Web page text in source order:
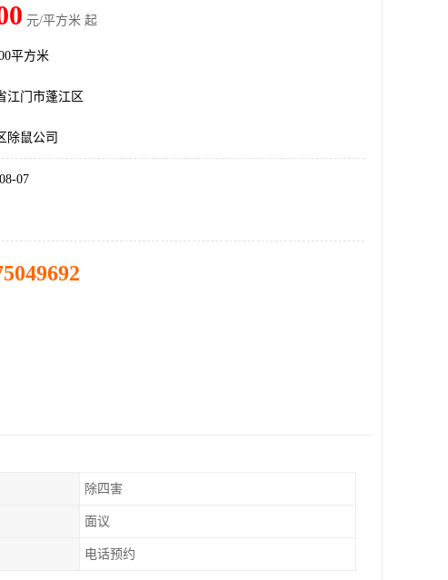
元/平方米 起
平方米
江门市蓬江区
除鼠公司
07
除四害
面议
电话预约